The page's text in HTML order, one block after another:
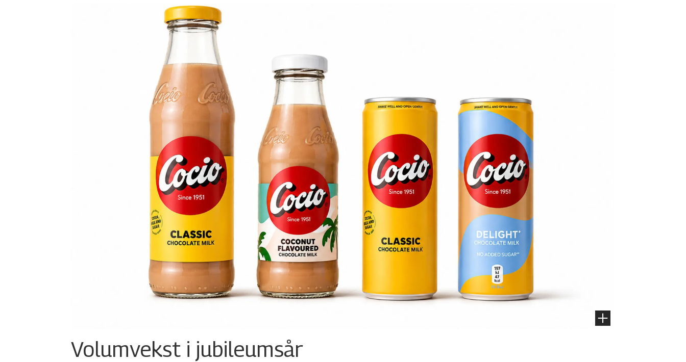
Volumvekst i jubileumsår